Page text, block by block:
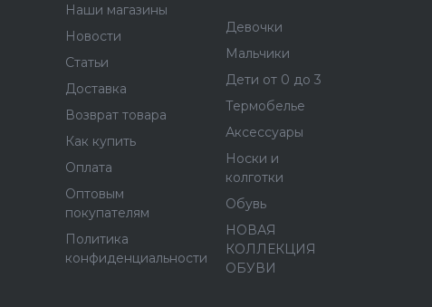
Наши магазины
Новости
Статьи
Доставка
Возврат товара
Как купить
Оплата
Оптовым
покупателям
Политика
конфиденциальности
Девочки
Мальчики
Дети от 0 до 3
Термобелье
Аксессуары
Носки и
колготки
Обувь
НОВАЯ
КОЛЛЕКЦИЯ
ОБУВИ